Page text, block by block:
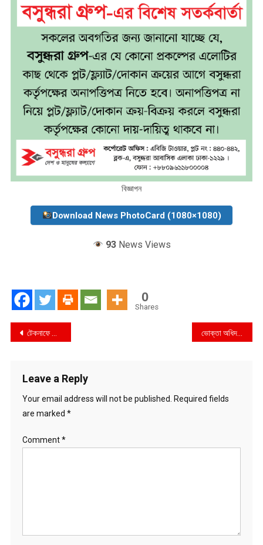
বিজ্ঞাপন
Download News PhotoCard (1080×1080)
93News Views
0
Shares
Post
টেকনাফে কোস্ট গার্ড কর্তৃক ১০১ বোতল হুইস্কি এবং ৯১ ক্যান বিয়ার সহ ২ জন আটক ভোক্তা অধিদপ্তরের যশোর জেলা কার্যালয়ের বাজার তদারকি অভিযান ২০,০০০ টাকা জরিমানা
Leave a Reply
Your email address will not be published. Required fields
are marked *
Comment*